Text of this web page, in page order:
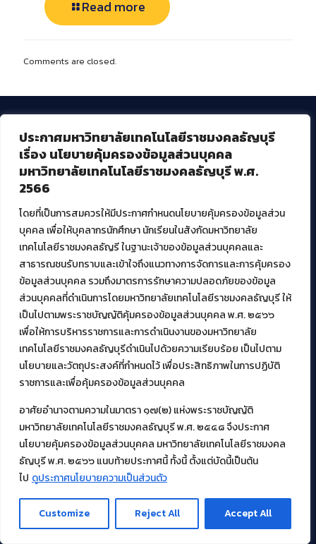
ประกาศมหาวิทยาลัยเทคโนโลยีราชมงคลธัญบุรี
เรื่อง นโยบายคุ้มครองข้อมูลส่วนบุคคล
มหาวิทยาลัยเทคโนโลยีราชมงคลธัญบุรี พ.ศ.
2566
โดยที่เป็นการสมควรให้มีประกาศกำหนดนโยบายคุ้มครองข้อมูลส่วน
บุคคล เพื่อให้บุคลากรนักศึกษา นักเรียนในสังกัดมหาวิทยาลัย
เทคโนโลยีราชมงคลธัญรี ในฐานะเจ้าของข้อมูลส่วนบุคคลและ
สาธารณชนรับทราบและเข้าใจถึงแนวทางการจัดการและการคุ้มครอง
ข้อมูลส่วนบุคคล รวมถึงมาตรการรักษาความปลอดภัยของข้อมูล
ส่วนบุคคลที่ดำเนินการโดยมหาวิทยาลัยเทคโนโลยีราชมงคลธัญบุรี ให้
เป็นไปตามพระราชบัญญัติคุ้มครองข้อมูลส่วนบุคคล พ.ศ. ๒๕๖๖
เพื่อให้การบริหารราชการและการดำเนินงานของมหาวิทยาลัย
เทคโนโลยีราชมงคลธัญบุรีดำเนินไปด้วยความเรียบร้อย เป็นไปตาม
นโยบายและวัตถุประสงค์ที่กำหนดไว้ เพื่อประสิทธิภาพในการปฏิบัติ
ราชการและเพื่อคุ้มครองข้อมูลส่วนบุคคล
อาศัยอำนาจตามความในมาตรา ๑๗(๒) แห่งพระราชบัญญัติ
มหาวิทยาลัยเทคโนโลยีราชมงคลธัญบุรี พ.ศ. ๒๕๔๘ จึงประกาศ
นโยบายคุ้มครองข้อมูลส่วนบุคคล มหาวิทยาลัยเทคโนโลยีราชมงคล
ธัญบุรี พ.ศ. ๒๕๖๖ แนบท้ายประกาศนี้ ทั้งนี้ ตั้งแต่บัดนี้เป็นต้น
ไป ดูประกาศนโยบายความเป็นส่วนตัว
Customize Reject All Accept All
Read more
Comments are closed.
สำนักวิทยบริการและเทคโนโลยีสารสนเทศมหาวิทยาลัยเทคโนโลยี
ราชมงคลธัญบุรี
39 หมู่ที่ 1 ตำบลคลองหก อำเภอคลองหลวง จังหวัดปทุมธานี 12120
สร้างและพัฒนาโดย.
ฝ่ายพัฒนาและเผยแพร่ข้อมูลเว็บไซต์
ข้อมูลการติดต่อ
Fanpage : AritRMUTT
Line@ : https://lin.ee/tXe209C
admin@rmutt.ac.th
02 549 3074
บริการอื่นๆ ของ สวส.